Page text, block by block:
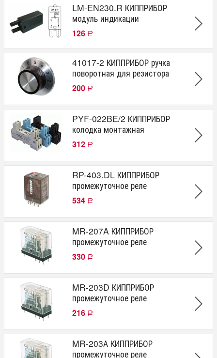
LM-EN230.R КИППРИБОР
модуль индикации
126 Р
41017-2 КИППРИБОР ручка
поворотная для резистора
200 Р
PYF-022BE/2 КИППРИБОР
колодка монтажная
312 Р
RP-403.DL КИППРИБОР
промежуточное реле
534 Р
MR-207A КИППРИБОР
промежуточное реле
330 Р
MR-203D КИППРИБОР
промежуточное реле
216 Р
MR-203А КИППРИБОР
промежуточное реле